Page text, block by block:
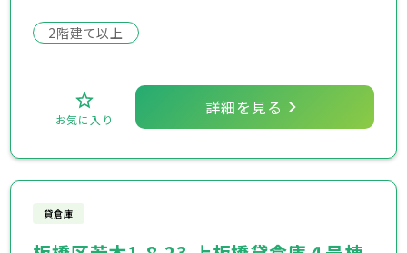
2階建て以上
お気に入り
詳細を見る
貸倉庫